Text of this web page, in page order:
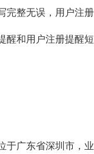
完整无误，用户注
醒和用户注册提醒
于广东省深圳市